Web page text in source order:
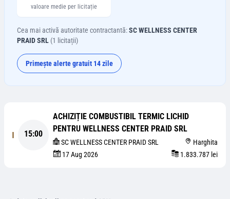
valoare medie per licitație
Cea mai activă autoritate contractantă:SC WELLNESS CENTER
PRAID SRL (1 licitații)
Primește alerte gratuit 14 zile
15:00
ACHIZIȚIE COMBUSTIBIL TERMIC LICHID
PENTRU WELLNESS CENTER PRAID SRL
SC WELLNESS CENTER PRAID SRL
Harghita
17 Aug 2026
1.833.787 lei